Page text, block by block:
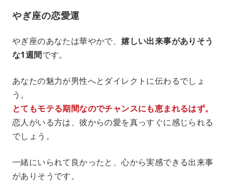
やぎ座の恋愛運
やぎ座のあなたは華やかで、嬉しい出来事がありそう
な1週間です。
あなたの魅力が男性へとダイレクトに伝わるでしょ
う。
とてもモテる期間なのでチャンスにも恵まれるはず。
恋人がいる方は、彼からの愛を真っすぐに感じられる
でしょう。
一緒にいられて良かったと、心から実感できる出来事
がありそうです。